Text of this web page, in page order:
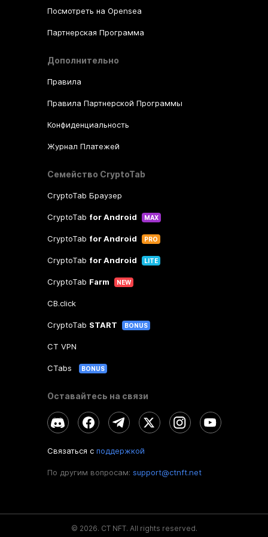
Посмотреть на Opensea
Партнерская Программа
Дополнительно
Правила
Правила Партнерской Программы
Конфиденциальность
Журнал Платежей
Семейство CryptoTab
CryptoTab Браузер
CryptoTab for Android MAX
CryptoTab for Android PRO
CryptoTab for Android LITE
CryptoTab Farm NEW
CB.click
CryptoTab START BONUS
CT VPN
CTabs BONUS
Оставайтесь на связи
Связаться с поддержкой
По другим вопросам: support@ctnft.net
© 2026. CT NFT. All rights reserved.